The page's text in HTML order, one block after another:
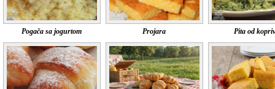
Pogača sa jogurtom Projara Pita od